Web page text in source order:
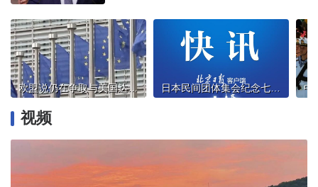
欧盟说仍在争取与美国达成原则性贸易协议 日本民间团体集会纪念七七事变88周年
视频